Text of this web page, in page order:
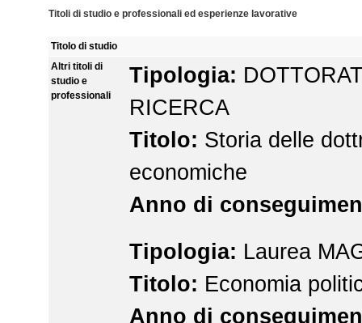
Titoli di studio e professionali ed esperienze lavorative
Titolo di studio
Altri titoli di
studio e
professionali
Tipologia:
RICERCA
Titolo: Storia delle
economiche
Anno di
Tipologia: Laurea
Titolo: Economia
Anno di